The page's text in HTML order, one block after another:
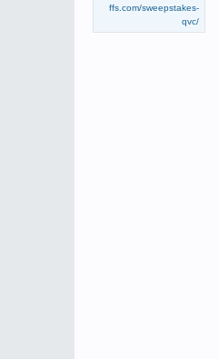
ffs.com/sweepstakes-
qvc/